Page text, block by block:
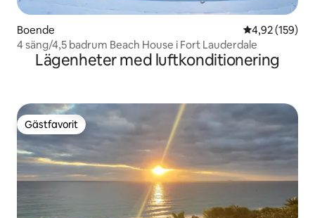
Boende 4,92 av 5 i
4,92 (159)
4 säng/4,5 badrum Beach House i Fort Lauderdale
Lägenheter med luftkonditionering
Gästfavorit
Gästfavorit